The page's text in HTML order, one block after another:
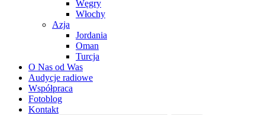
Węgry
Włochy
Azja
Jordania
Oman
Turcja
O Nas od Was
Audycje radiowe
Współpraca
Fotoblog
Kontakt